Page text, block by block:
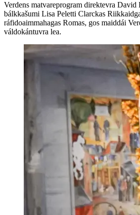
Verdens matvareprogram direktevra David
bálkkašumi Lisa Peletti Clarckas
ráfidoaimmahagas Romas, gos maiddái
váldokántuvra lea.